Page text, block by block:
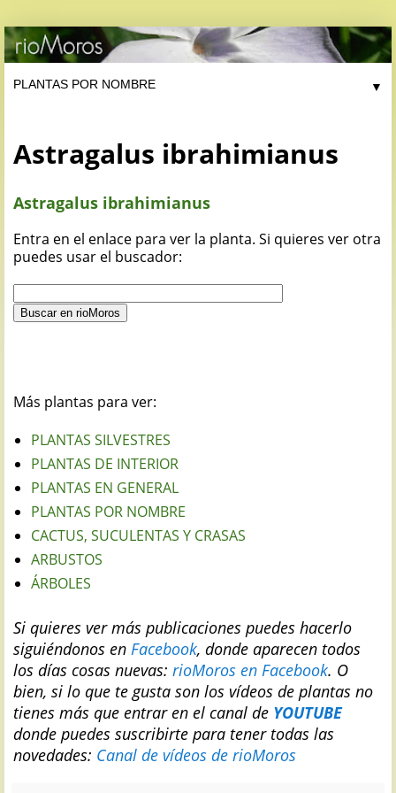
▼
Astragalus ibrahimianus
Astragalus ibrahimianus
Entra en el enlace para ver la planta. Si quieres ver otra
puedes usar el buscador:
Más plantas para ver:
PLANTAS SILVESTRES
PLANTAS DE INTERIOR
PLANTAS EN GENERAL
PLANTAS POR NOMBRE
CACTUS, SUCULENTAS Y CRASAS
ARBUSTOS
ÁRBOLES
Si quieres ver más publicaciones puedes hacerlo
siguiéndonos en Facebook, donde aparecen todos
los días cosas nuevas: rioMoros en Facebook. O
bien, si lo que te gusta son los vídeos de plantas no
tienes más que entrar en el canal de YOUTUBE
donde puedes suscribirte para tener todas las
novedades: Canal de vídeos de rioMoros